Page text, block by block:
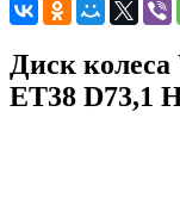
Диск колеса
ET38 D73,1